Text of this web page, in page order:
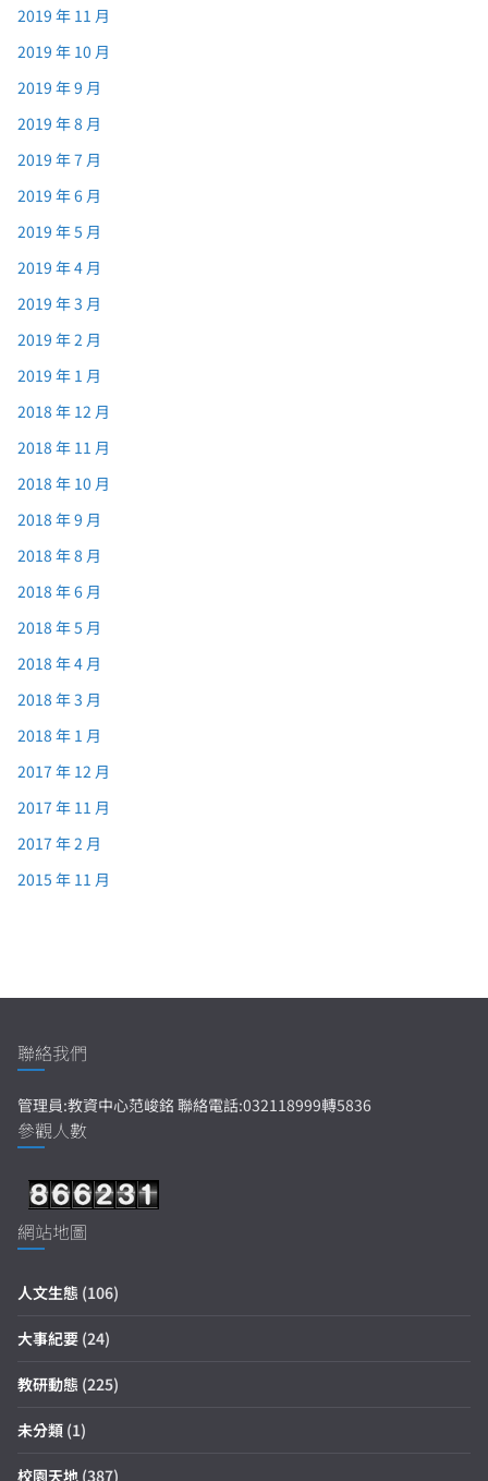
2019 年 11 月
2019 年 10 月
2019 年 9 月
2019 年 8 月
2019 年 7 月
2019 年 6 月
2019 年 5 月
2019 年 4 月
2019 年 3 月
2019 年 2 月
2019 年 1 月
2018 年 12 月
2018 年 11 月
2018 年 10 月
2018 年 9 月
2018 年 8 月
2018 年 6 月
2018 年 5 月
2018 年 4 月
2018 年 3 月
2018 年 1 月
2017 年 12 月
2017 年 11 月
2017 年 2 月
2015 年 11 月
聯絡我們
管理員:教資中心范峻銘 聯絡電話:032118999轉5836
參觀人數
網站地圖
人文生態 (106)
大事紀要 (24)
教研動態 (225)
未分類 (1)
校園天地 (387)